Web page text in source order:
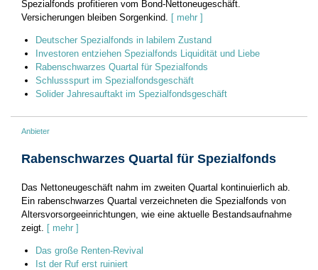
Spezialfonds profitieren vom Bond-Nettoneugeschäft.
Versicherungen bleiben Sorgenkind. [ mehr ]
Deutscher Spezialfonds in labilem Zustand
Investoren entziehen Spezialfonds Liquidität und Liebe
Rabenschwarzes Quartal für Spezialfonds
Schlussspurt im Spezialfondsgeschäft
Solider Jahresauftakt im Spezialfondsgeschäft
Anbieter
Rabenschwarzes Quartal für Spezialfonds
Das Nettoneugeschäft nahm im zweiten Quartal kontinuierlich ab.
Ein rabenschwarzes Quartal verzeichneten die Spezialfonds von
Altersvorsorgeeinrichtungen, wie eine aktuelle Bestandsaufnahme
zeigt. [ mehr ]
Das große Renten-Revival
Ist der Ruf erst ruiniert